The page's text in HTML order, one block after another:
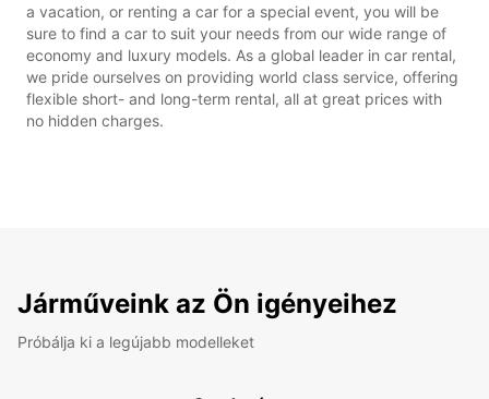
a vacation, or renting a car for a special event, you will be
sure to find a car to suit your needs from our wide range of
economy and luxury models. As a global leader in car rental,
we pride ourselves on providing world class service, offering
flexible short- and long-term rental, all at great prices with
no hidden charges.
Járműveink az Ön igényeihez
Próbálja ki a legújabb modelleket